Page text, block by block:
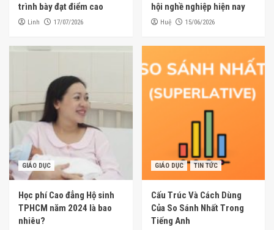
Báo cáo thực tập Cao đẳng Dược gồm những gì?
GIÁO DỤC
Ngành Kỹ thuật Phục hồi chức năng ra làm gì?
Cơ hội nghề nghiệp hiện nay
SỨC KHỎE
Mẹ bỉm uống nước dừa được không?
trình bày đạt điểm cao
Linh 17/07/2026
hội nghề nghiệp hiện nay
Huệ 15/06/2026
GIÁO DỤC
Học phí Cao đẳng Hộ sinh
TPHCM năm 2024 là bao
nhiêu?
GIÁO DỤC TIN TỨC
Cấu Trúc Và Cách Dùng
Của So Sánh Nhất Trong
Tiếng Anh